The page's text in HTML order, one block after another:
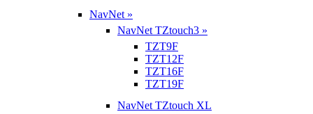
NavNet »
NavNet TZtouch3 »
TZT9F
TZT12F
TZT16F
TZT19F
NavNet TZtouch XL